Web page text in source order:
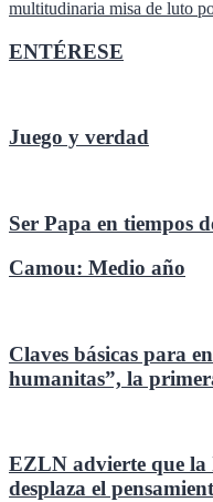
entradas
multitudinaria misa de luto
ENTÉRESE
Juego y verdad
Ser Papa en tiempos
Camou: Medio año
Claves básicas para
humanitas”, la
EZLN advierte que la
desplaza el